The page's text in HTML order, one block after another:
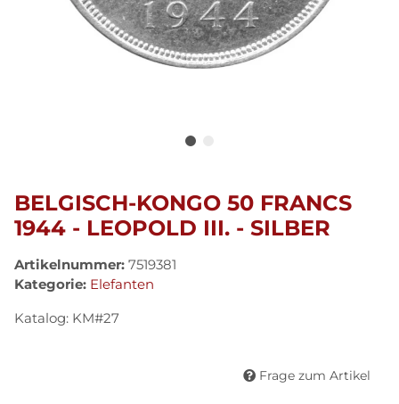
BELGISCH-KONGO 50 FRANCS
1944 - LEOPOLD III. - SILBER
Artikelnummer: 7519381
Kategorie: Elefanten
Katalog: KM#27
Frage zum Artikel